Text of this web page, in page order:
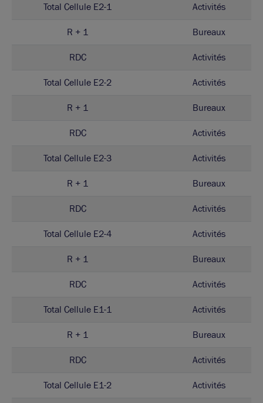
Total Cellule E2-1 Activités
R + 1 Bureaux
RDC Activités
Total Cellule E2-2 Activités
R + 1 Bureaux
RDC Activités
Total Cellule E2-3 Activités
R + 1 Bureaux
RDC Activités
Total Cellule E2-4 Activités
R + 1 Bureaux
RDC Activités
Total Cellule E1-1 Activités
R + 1 Bureaux
RDC Activités
Total Cellule E1-2 Activités